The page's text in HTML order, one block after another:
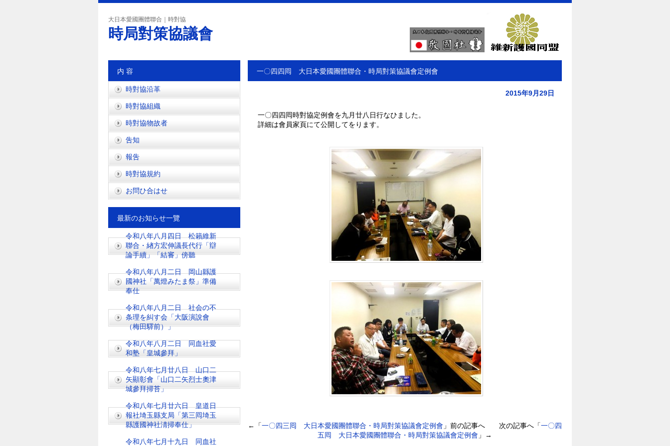
大日本愛國團體聯合｜時對協
時局對策協議會
一〇四四囘 大日本愛國團體聯合・時局對策協議會定例會
2015年9月29日
一〇四四囘時對協定例會を九月廿八日行なひました。
詳細は會員家頁にて公開してをります。
←「一〇四三囘 大日本愛國團體聯合・時局對策協議會定例會 」前の記事へ 次の記事へ「一〇四
五囘 大日本愛國團體聯合・時局對策協議會定例會 」→
内 容
時對協沿革
時對協組織
時對協物故者
吿知
報吿
時對協規約
お問ひ合はせ
最新のお知らせ一覽
令和八年八月四日 松籟維新
聯合・緖方宏伸議長代行「辯
論手續」「結審」傍聽
令和八年八月二日 岡山縣護
國神社「萬燈みたま祭」準備
奉仕
令和八年八月二日 社会の不
条理を糾す会「大阪演說會
（梅田驛前）」
令和八年八月二日 同血社愛
和塾「皇城參拜」
令和八年七月廿八日 山口二
矢顯彰會「山口二矢烈士奧津
城參拜掃苔」
令和八年七月廿六日 皇道日
報社埼玉縣支局「第三囘埼玉
縣護國神社淸掃奉仕」
令和八年七月十九日 同血社